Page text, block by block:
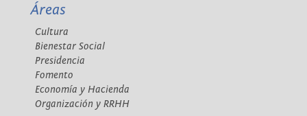
Áreas
Cultura
Bienestar Social
Presidencia
Fomento
Economía y Hacienda
Organización y RRHH